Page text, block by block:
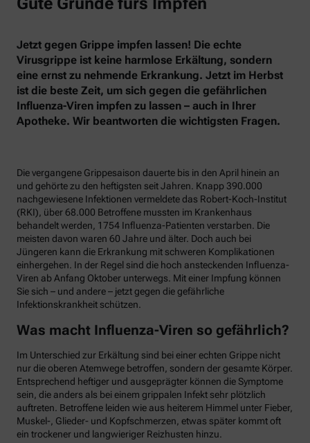
Jetzt gegen Grippe impfen lassen! Die echte
Virusgrippe ist keine harmlose Erkältung, sondern
eine ernst zu nehmende Erkrankung. Jetzt im Herbst
ist die beste Zeit, um sich gegen die gefährlichen
Influenza-Viren impfen zu lassen – auch in Ihrer
Apotheke. Wir beantworten die wichtigsten Fragen.
Die vergangene Grippesaison dauerte bis in den April hinein an
und gehörte zu den heftigsten seit Jahren. Knapp 390.000
nachgewiesene Infektionen vermeldete das Robert-Koch-Institut
(RKI), über 68.000 Betroffene mussten im Krankenhaus
behandelt werden, 1754 Influenza-Patienten verstarben. Die
meisten davon waren 60 Jahre und älter. Doch auch bei
Jüngeren kann die Erkrankung mit schweren Komplikationen
einhergehen. In der Regel sind die hoch ansteckenden Influenza-
Viren ab Anfang Oktober unterwegs. Mit einer Impfung können
Sie sich – und andere – jetzt gegen die gefährliche
Infektionskrankheit schützen.
Was macht Influenza-Viren so gefährlich?
Im Unterschied zur Erkältung sind bei einer echten Grippe nicht
nur die oberen Atemwege betroffen, sondern der gesamte Körper.
Entsprechend heftiger und ausgeprägter können die Symptome
sein, die anders als bei einem grippalen Infekt sehr plötzlich
auftreten. Betroffene leiden wie aus heiterem Himmel unter Fieber,
Muskel-, Glieder- und Kopfschmerzen, etwas später kommt oft
ein trockener und langwieriger Reizhusten hinzu.